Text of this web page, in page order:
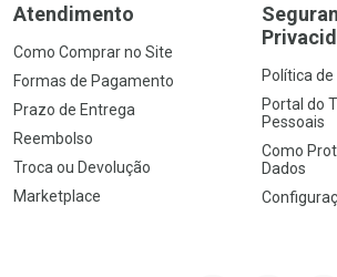
Atendimento
Como Comprar no Site
Formas de Pagamento
Prazo de Entrega
Reembolso
Troca ou Devolução
Marketplace
Política
Portal do
Pessoais
Como
Dados